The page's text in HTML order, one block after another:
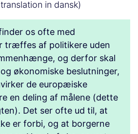
in dansk)
os ofte med
træffes af politikere uden
og derfor skal
økonomiske beslutninger,
de europæiske
en deling af målene (dette
Det ser ofte ud til, at
er forbi, og at borgerne